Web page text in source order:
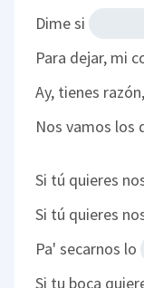
Dime si
Para dejar, mi
Ay, tienes
Nos vamos los
Si tú quieres
Si tú quieres
Pa' secarnos lo
Si tu boca